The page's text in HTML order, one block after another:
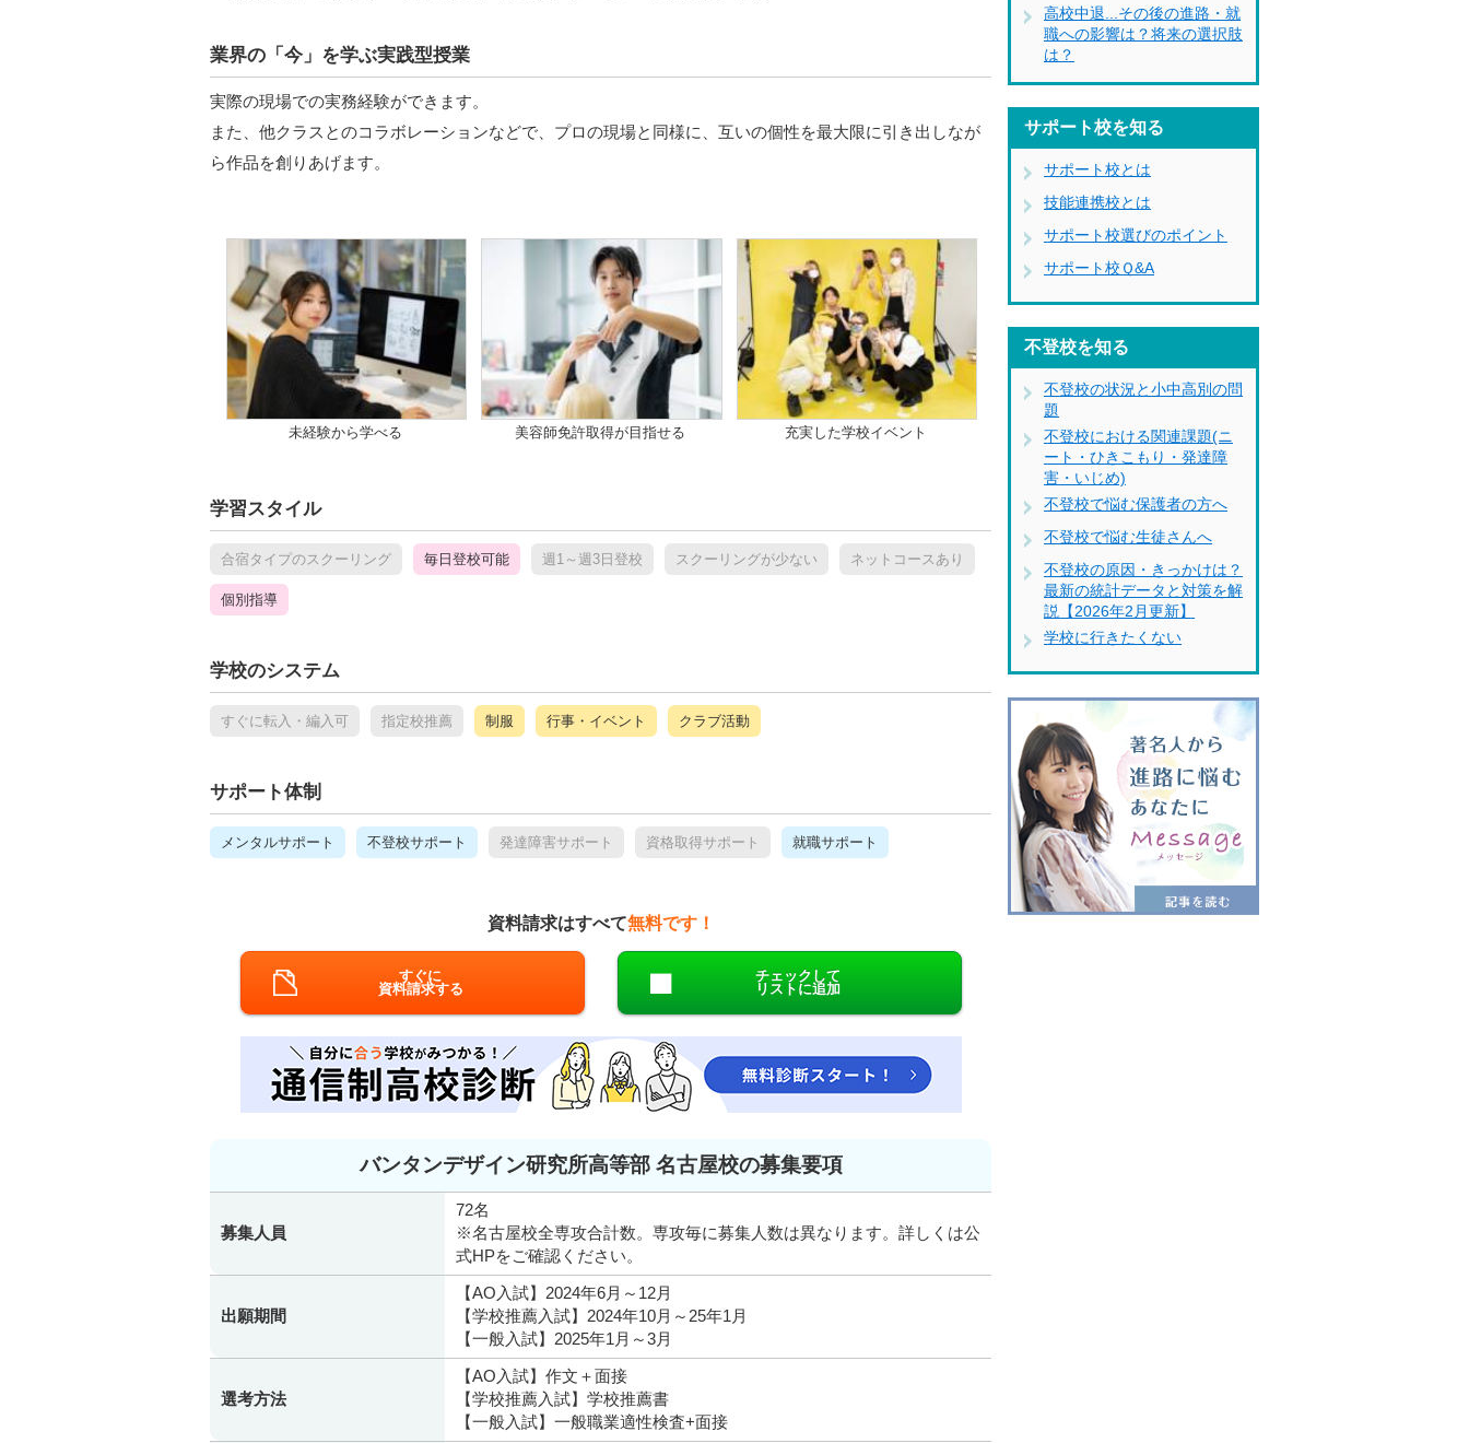
業界の「今」を学ぶ実践型授業
実際の現場での実務経験ができます。
また、他クラスとのコラボレーションなどで、プロの現場と同様に、互いの個性を最大限に引き出しなが
ら作品を創りあげます。
未経験から学べる 美容師免許取得が目指せる 充実した学校イベント
学習スタイル
合宿タイプのスクーリング 毎日登校可能 週1～週3日登校 スクーリングが少ない ネットコースあり
個別指導
学校のシステム
すぐに転入・編入可 指定校推薦 制服 行事・イベント クラブ活動
サポート体制
メンタルサポート 不登校サポート 発達障害サポート 資格取得サポート 就職サポート
資料請求はすべて無料です！
すぐに
資料請求する
チェックして
リストに追加
バンタンデザイン研究所高等部 名古屋校の募集要項
募集人員
72名
※名古屋校全専攻合計数。専攻毎に募集人数は異なります。詳しくは公
式HPをご確認ください。
出願期間
【AO入試】2024年6月～12月
【学校推薦入試】2024年10月～25年1月
【一般入試】2025年1月～3月
選考方法
【AO入試】作文＋面接
【学校推薦入試】学校推薦書
【一般入試】一般職業適性検査+面接
高校中退...その後の進路・就
職への影響は？将来の選択肢
は？
サポート校を知る
サポート校とは
技能連携校とは
サポート校選びのポイント
サポート校Ｑ&A
不登校を知る
不登校の状況と小中高別の問
題
不登校における関連課題(ニ
ート・ひきこもり・発達障
害・いじめ)
不登校で悩む保護者の方へ
不登校で悩む生徒さんへ
不登校の原因・きっかけは？
最新の統計データと対策を解
説【2026年2月更新】
学校に行きたくない